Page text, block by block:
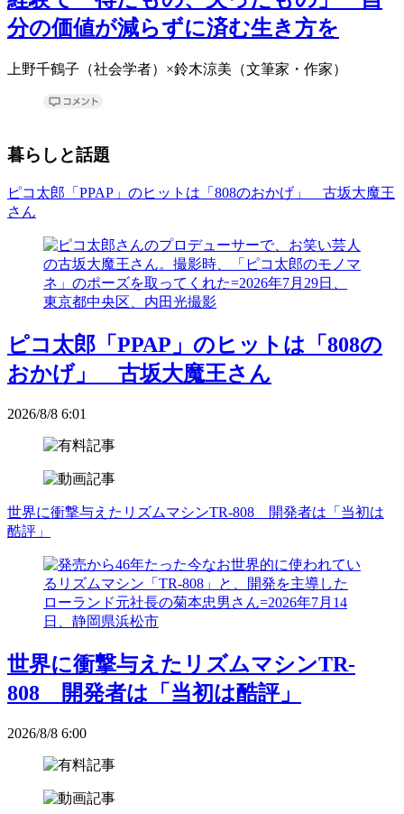
分の価値が減らずに済む生き方を
上野千鶴子（社会学者）×鈴木涼美（文筆家・作家）
暮らしと話題
ピコ太郎「PPAP」のヒットは「808のおかげ」 古坂大魔王
さん
ピコ太郎「PPAP」のヒットは「808の
おかげ」 古坂大魔王さん
2026/8/8 6:01
世界に衝撃与えたリズムマシンTR-808 開発者は「当初は
酷評」
世界に衝撃与えたリズムマシンTR-
808 開発者は「当初は酷評」
2026/8/8 6:00